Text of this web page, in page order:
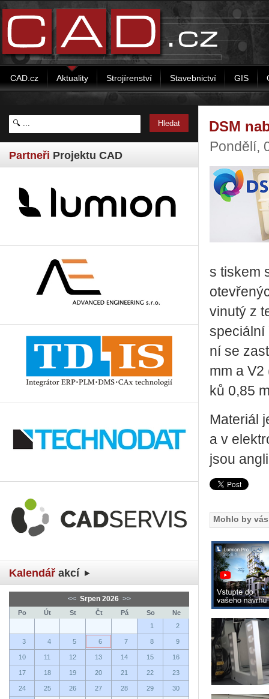
CAD.cz Aktuality Strojírenství Stavebnictví GIS
Partneři Projektu CAD
Kalendář akcí
<< Srpen 2026 >>
Po Út St Čt Pá So
Ne
1
2
3 4 5 6 7 8 9
10 11 12 13 14 15 16
17 18 19 20 21 22 23
24 25 26 27 28 29 30
DSM
Pondělí,
s tis­kem
vi­nu­tý z
spe­ci­ál­ní
ní se
mm a
ků 0,85
Ma­te­ri­ál
a v
jsou
Mohlo by